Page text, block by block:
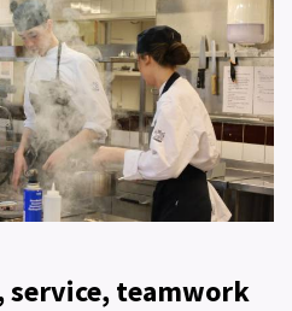
service, teamwork